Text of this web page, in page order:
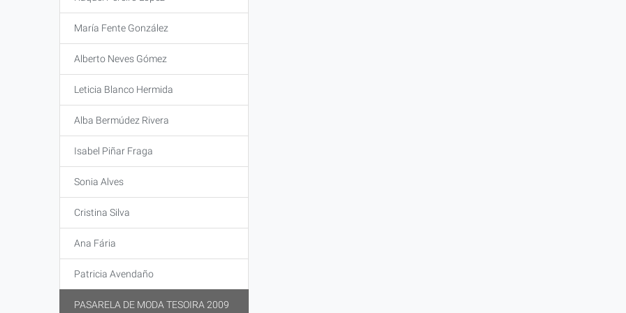
María Fente González
Alberto Neves Gómez
Leticia Blanco Hermida
Alba Bermúdez Rivera
Isabel Piñar Fraga
Sonia Alves
Cristina Silva
Ana Fária
Patricia Avendaño
PASARELA DE MODA TESOIRA 2009